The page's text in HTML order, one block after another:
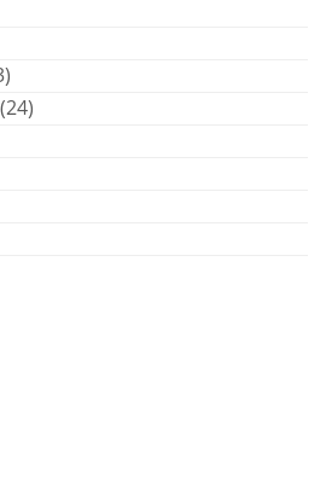
(24)